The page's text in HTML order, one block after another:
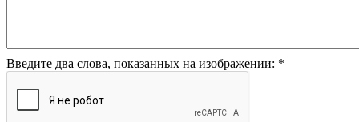
Введите два слова, показанных на изображении: *